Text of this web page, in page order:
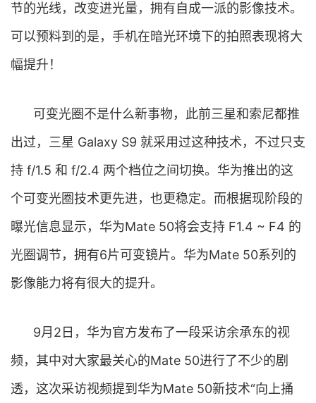
节的光线，改变进光量，拥有自成一派的影像技术。
可以预料到的是，手机在暗光环境下的拍照表现将大
幅提升！
可变光圈不是什么新事物，此前三星和索尼都推
出过，三星 Galaxy S9 就采用过这种技术，不过只支
持 f/1.5 和 f/2.4 两个档位之间切换。华为推出的这
个可变光圈技术更先进，也更稳定。而根据现阶段的
曝光信息显示，华为Mate 50将会支持 F1.4 ~ F4 的
光圈调节，拥有6片可变镜片。华为Mate 50系列的
影像能力将有很大的提升。
9月2日，华为官方发布了一段采访余承东的视
频，其中对大家最关心的Mate 50进行了不少的剧
透，这次采访视频提到华为Mate 50新技术“向上捅